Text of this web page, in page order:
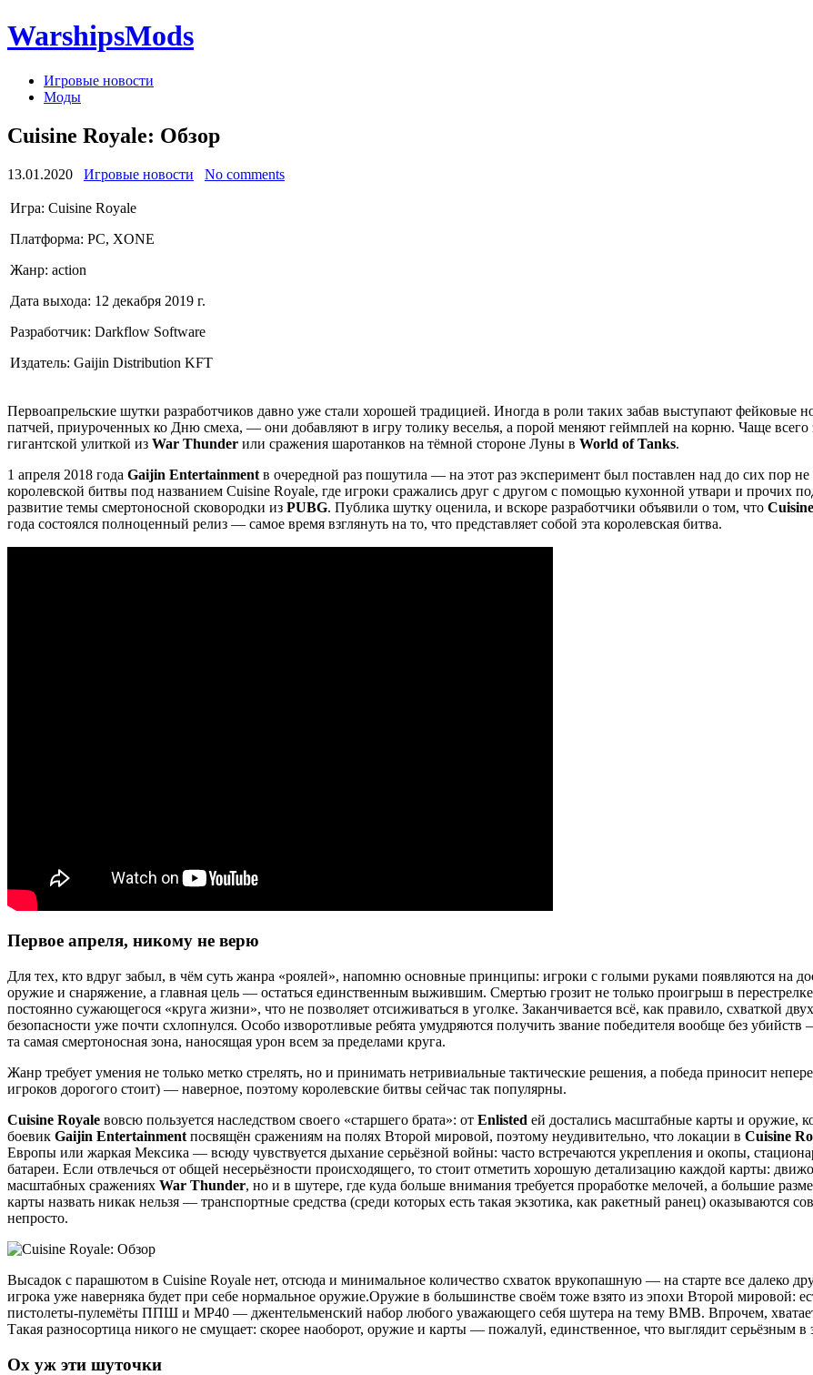
WarshipsMods
Игровые новости
Моды
Cuisine Royale: Обзор
13.01.2020 Игровые новости No comments
Игра: Cuisine Royale
Платформа: PC, XONE
Жанр: action
Дата выхода: 12 декабря 2019 г.
Разработчик: Darkflow Software
Издатель: Gaijin Distribution KFT
Первоапрельские шутки разработчиков давно уже стали хорошей традицией. Иногда в роли таких забав выступают фейковые
патчей, приуроченных ко Дню смеха, — они добавляют в игру толику веселья, а порой меняют геймплей на корню. Чаще
гигантской улиткой из War Thunder или сражения шаротанков на тёмной стороне Луны в World of Tanks.
1 апреля 2018 года Gaijin Entertainment в очередной раз пошутила — на этот раз эксперимент был поставлен над до сих пор
королевской битвы под названием Cuisine Royale, где игроки сражались друг с другом с помощью кухонной утвари и прочих
развитие темы смертоносной сковородки из PUBG. Публика шутку оценила, и вскоре разработчики объявили о том, что
года состоялся полноценный релиз — самое время взглянуть на то, что представляет собой эта королевская битва.
Первое апреля, никому не верю
Для тех, кто вдруг забыл, в чём суть жанра «роялей», напомню основные принципы: игроки с голыми руками появляются на
оружие и снаряжение, а главная цель — остаться единственным выжившим. Смертью грозит не только проигрыш в
постоянно сужающегося «круга жизни», что не позволяет отсиживаться в уголке. Заканчивается всё, как правило, схваткой
безопасности уже почти схлопнулся. Особо изворотливые ребята умудряются получить звание победителя вообще без убийств
та самая смертоносная зона, наносящая урон всем за пределами круга.
Жанр требует умения не только метко стрелять, но и принимать нетривиальные тактические решения, а победа приносит
игроков дорогого стоит) — наверное, поэтому королевские битвы сейчас так популярны.
Cuisine Royale вовсю пользуется наследством своего «старшего брата»: от Enlisted ей достались масштабные карты и оружие,
боевик Gaijin Entertainment посвящён сражениям на полях Второй мировой, поэтому неудивительно, что локации в Cuisine
Европы или жаркая Мексика — всюду чувствуется дыхание серьёзной войны: часто встречаются укрепления и окопы,
батареи. Если отвлечься от общей несерьёзности происходящего, то стоит отметить хорошую детализацию каждой карты:
масштабных сражениях War Thunder, но и в шутере, где куда больше внимания требуется проработке мелочей, а большие
карты назвать никак нельзя — транспортные средства (среди которых есть такая экзотика, как ракетный ранец) оказываются
непросто.
Высадок с парашютом в Cuisine Royale нет, отсюда и минимальное количество схваток врукопашную — на старте все далеко
игрока уже наверняка будет при себе нормальное оружие.Оружие в большинстве своём тоже взято из эпохи Второй мировой:
пистолеты-пулемёты ППШ и MP40 — джентельменский набор любого уважающего себя шутера на тему ВМВ. Впрочем,
Такая разносортица никого не смущает: скорее наоборот, оружие и карты — пожалуй, единственное, что выглядит серьёзным в
Ох уж эти шуточки